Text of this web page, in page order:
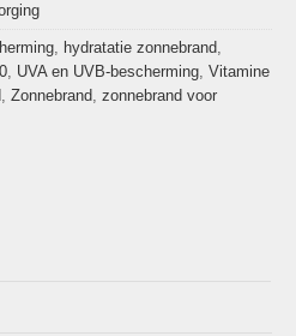
, hydratatie zonnebrand,
, UVA en UVB-bescherming, Vitamine
, Zonnebrand, zonnebrand voor